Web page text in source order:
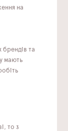
на
та
мають
то з